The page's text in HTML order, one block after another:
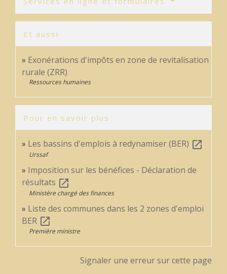
Et aussi
Exonérations d'impôts en zone de revitalisation
rurale (ZRR)
Ressources humaines
Pour en savoir plus
Les bassins d'emplois à redynamiser (BER) open_in_new
Urssaf
Imposition sur les bénéfices - Déclaration de
résultats open_in_new
Ministère chargé des finances
Liste des communes dans les 2 zones d'emploi
BER open_in_new
Première ministre
Signaler une erreur sur cette page